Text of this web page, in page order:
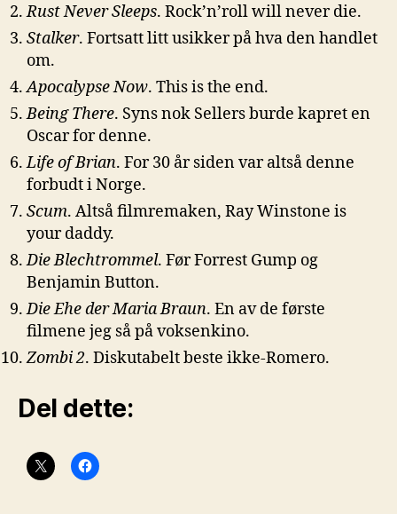
Rust Never Sleeps. Rock’n’roll will never die.
Stalker. Fortsatt litt usikker på hva den handlet
om.
Apocalypse Now. This is the end.
Being There. Syns nok Sellers burde kapret en
Oscar for denne.
Life of Brian. For 30 år siden var altså denne
forbudt i Norge.
Scum. Altså filmremaken, Ray Winstone is
your daddy.
Die Blechtrommel. Før Forrest Gump og
Benjamin Button.
Die Ehe der Maria Braun. En av de første
filmene jeg så på voksenkino.
Zombi 2. Diskutabelt beste ikke-Romero.
Del dette: